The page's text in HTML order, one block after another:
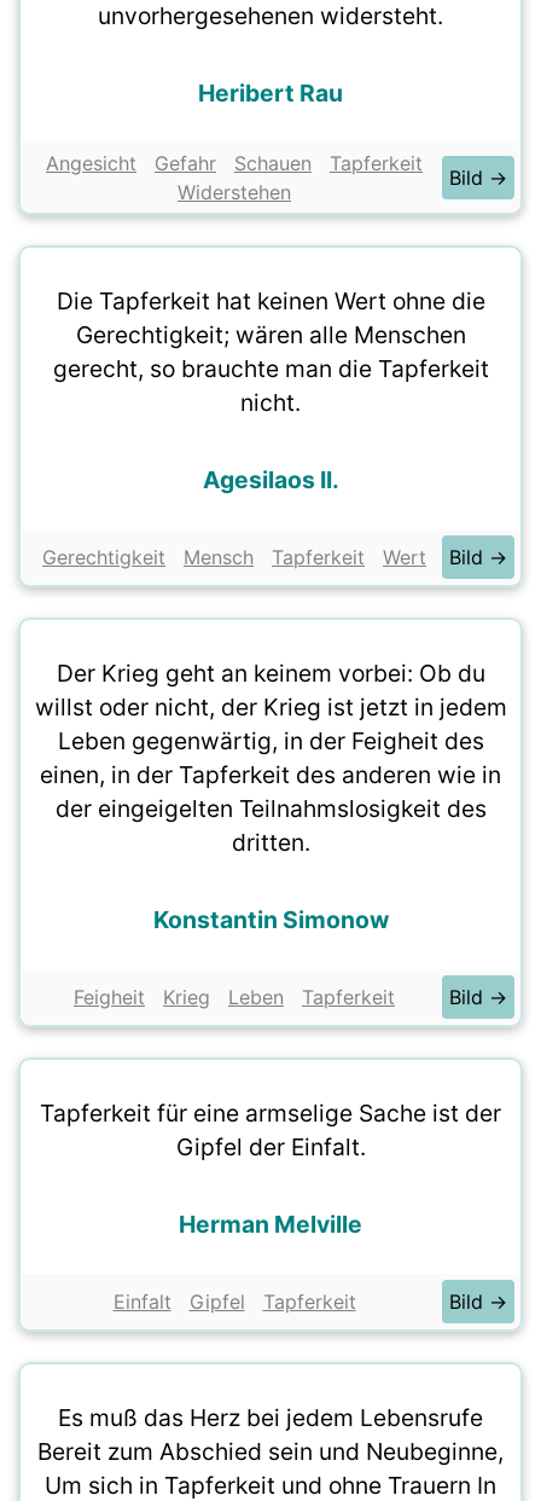
unvorhergesehenen widersteht.
Heribert Rau
Angesicht Gefahr Schauen
Tapferkeit
Widerstehen
Bild →
Die Tapferkeit hat keinen Wert ohne die
Gerechtigkeit; wären alle Menschen
gerecht, so brauchte man die Tapferkeit
nicht.
Agesilaos II.
Gerechtigkeit Mensch Tapferkeit Wert Bild →
Der Krieg geht an keinem vorbei: Ob du
willst oder nicht, der Krieg ist jetzt in jedem
Leben gegenwärtig, in der Feigheit des
einen, in der Tapferkeit des anderen wie in
der eingeigelten Teilnahmslosigkeit des
dritten.
Konstantin Simonow
Feigheit Krieg Leben Tapferkeit Bild →
Tapferkeit für eine armselige Sache ist der
Gipfel der Einfalt.
Herman Melville
Einfalt Gipfel Tapferkeit Bild →
Es muß das Herz bei jedem Lebensrufe
Bereit zum Abschied sein und Neubeginne,
Um sich in Tapferkeit und ohne Trauern In